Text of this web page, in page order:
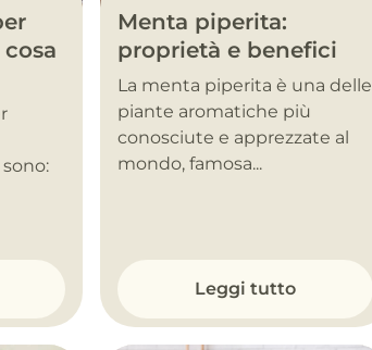
Menta piperita:
proprietà e benefici
La menta piperita è una delle
piante aromatiche più
conosciute e apprezzate al
mondo, famosa...
Leggi tutto